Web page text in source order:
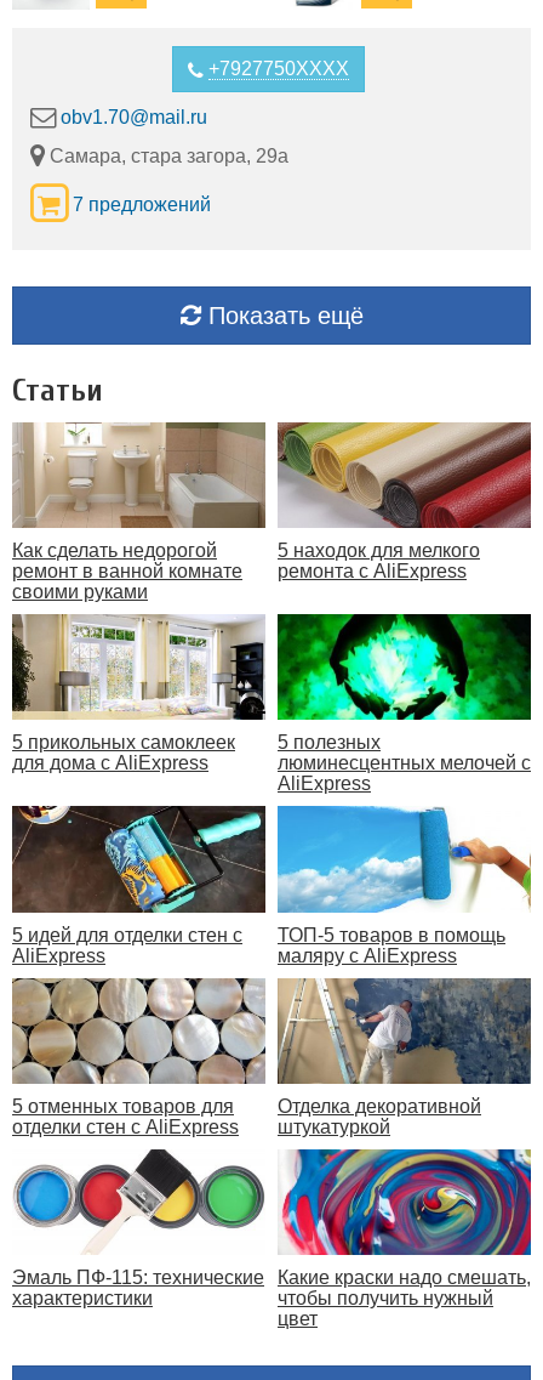
+7927750XXXX
obv1.70@mail.ru
Самара, стара загора, 29а
7 предложений
Показать ещё
Статьи
Как сделать недорогой
ремонт в ванной комнате
своими руками
5 находок для мелкого
ремонта с AliExpress
5 прикольных самоклеек
для дома с AliExpress
5 полезных
люминесцентных мелочей с
AliExpress
5 идей для отделки стен с
AliExpress
ТОП-5 товаров в помощь
маляру с AliExpress
5 отменных товаров для
отделки стен с AliExpress
Отделка декоративной
штукатуркой
Эмаль ПФ-115: технические
характеристики
Какие краски надо смешать,
чтобы получить нужный
цвет